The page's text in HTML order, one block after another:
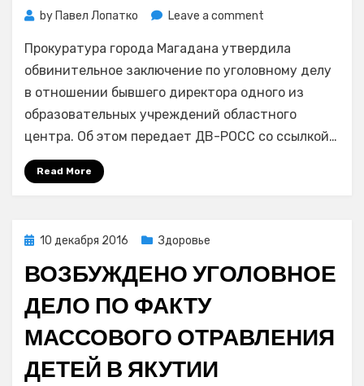
by Павел Лопатко Leave a comment
Магадане
бывшего
директора
заподозрили
в
Прокуратура города Магадана утвердила
обвинительное заключение по уголовному делу
в отношении бывшего директора одного из
образовательных учреждений областного
центра. Об этом передает ДВ-РОСС со ссылкой…
Read More
Posted
10 декабря 2016 Здоровье
ВОЗБУЖДЕНО УГОЛОВНОЕ
ДЕЛО ПО ФАКТУ
МАССОВОГО ОТРАВЛЕНИЯ
ДЕТЕЙ В ЯКУТИИ